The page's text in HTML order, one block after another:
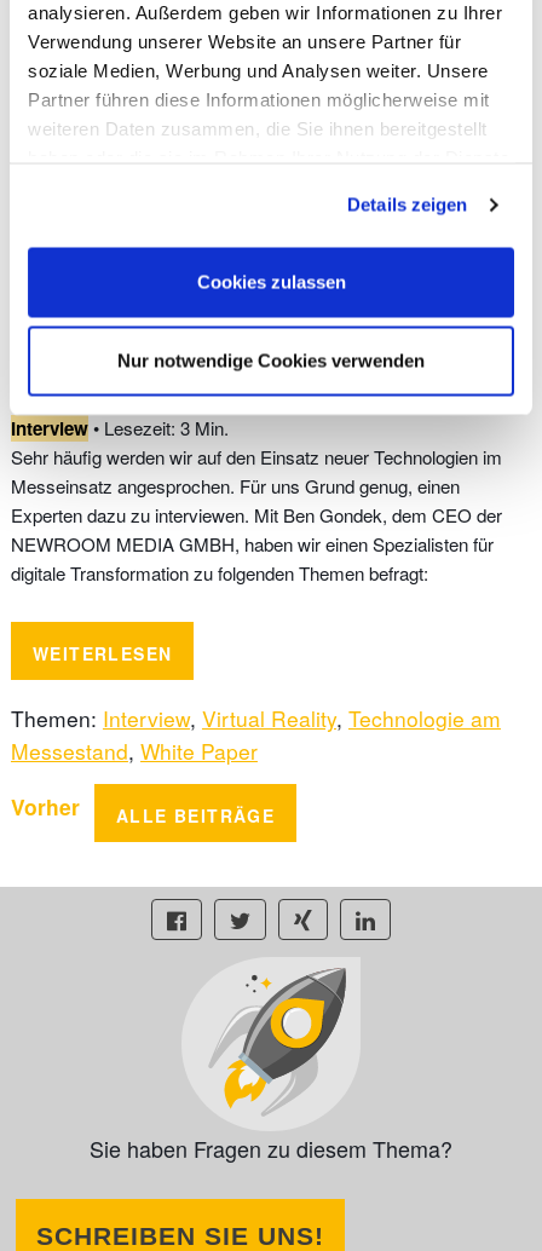
analysieren. Außerdem geben wir Informationen zu Ihrer
Verwendung unserer Website an unsere Partner für
soziale Medien, Werbung und Analysen weiter. Unsere
Partner führen diese Informationen möglicherweise mit
weiteren Daten zusammen, die Sie ihnen bereitgestellt
Cookies, wenn Sie unsere Webseite weiterhin nutzen.
Details zeigen
Cookies zulassen
Nur notwendige Cookies verwenden
Themen: Experten-Leitfaden ,Virtual Reality ,
Technologie am Messestand,White Paper
Experteninterview: Virtual
Reality im Messecheck
Interview• Lesezeit: 3 Min.
Sehr häufig werden wir auf den Einsatz neuer Technologien im
Messeinsatz angesprochen. Für uns Grund genug, einen
Experten dazu zu interviewen. Mit Ben Gondek, dem CEO der
NEWROOM MEDIA GMBH, haben wir einen Spezialisten für
digitale Transformation zu folgenden Themen befragt:
WEITERLESEN
Themen: Interview, Virtual Reality, Technologie am
Messestand, White Paper
Vorher
ALLE BEITRÄGE
Sie haben Fragen zu diesem Thema?
SCHREIBEN SIE UNS!